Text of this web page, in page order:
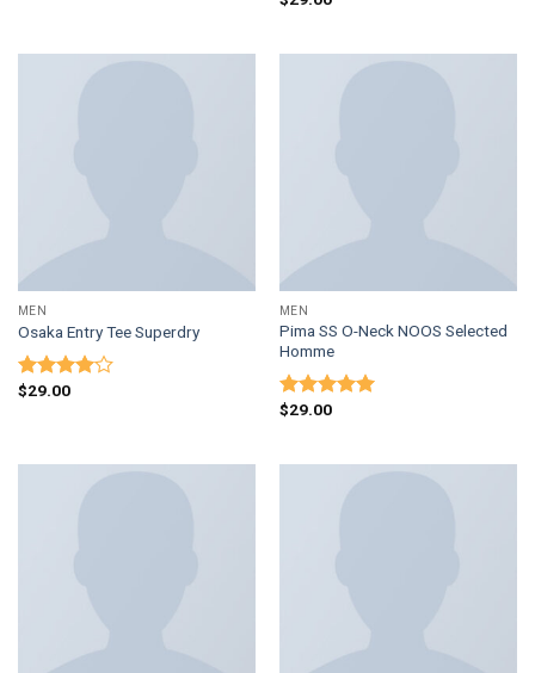
MEN
Osaka Entry Tee Superdry
Оценка
$29.00
MEN
Pima SS O-Neck NOOS Selected
Homme
Оценка
$29.00